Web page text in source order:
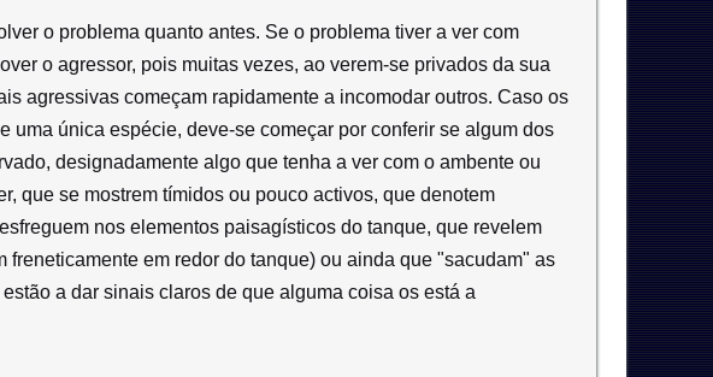
o problema quanto antes. Se o problema tiver a ver com
o agressor, pois muitas vezes, ao verem-se privados da sua
agressivas começam rapidamente a incomodar outros. Caso os
uma única espécie, deve-se começar por conferir se algum dos
designadamente algo que tenha a ver com o ambente ou
que se mostrem tímidos ou pouco activos, que denotem
nos elementos paisagísticos do tanque, que revelem
em redor do tanque) ou ainda que "sacudam" as
a dar sinais claros de que alguma coisa os está a